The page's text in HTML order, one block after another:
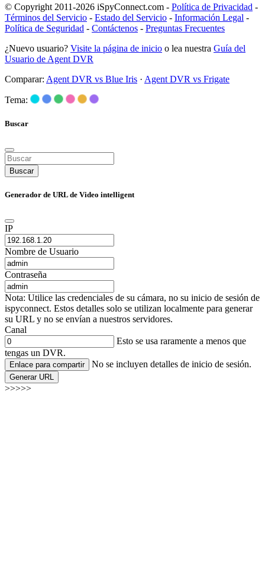
© Copyright 2011-2026 iSpyConnect.com - Política de Privacidad -
Términos del Servicio - Estado del Servicio - Información Legal -
Política de Seguridad - Contáctenos - Preguntas Frecuentes
¿Nuevo usuario? Visite la página de inicio o lea nuestra Guía del
Usuario de Agent DVR
Comparar: Agent DVR vs Blue Iris · Agent DVR vs Frigate
Tema:
Buscar
Buscar
Generador de URL de Video intelligent
IP
Nombre de Usuario
Contraseña
Nota: Utilice las credenciales de su cámara, no su inicio de sesión de
ispyconnect. Estos detalles solo se utilizan localmente para generar
su URL y no se envían a nuestros servidores.
Canal
Esto se usa raramente a menos que
tengas un DVR.
Enlace para compartir No se incluyen detalles de inicio de sesión.
Generar URL
>>>>>